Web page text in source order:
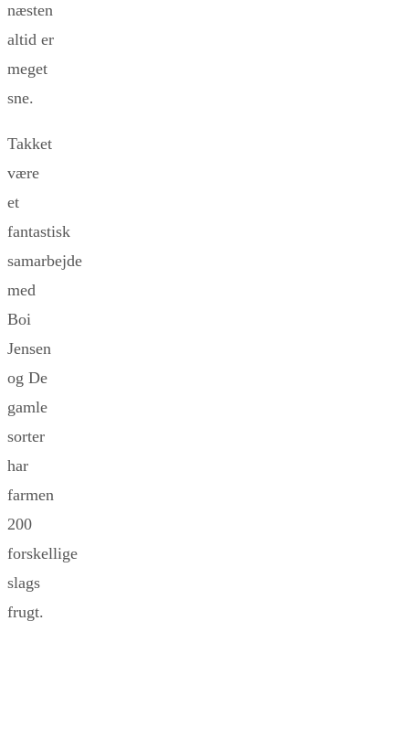
næsten
altid er
meget
sne.
Takket
være
et
fantastisk
samarbejde
med
Boi
Jensen
og De
gamle
sorter
har
farmen
200
forskellige
slags
frugt.